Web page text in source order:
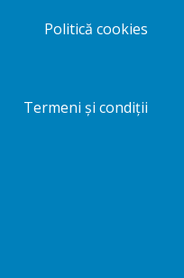
Politică cookies
Termeni și condiții